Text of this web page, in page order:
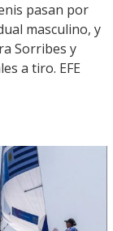
pasan por
masculino, y
Sorribes y
a tiro. EFE